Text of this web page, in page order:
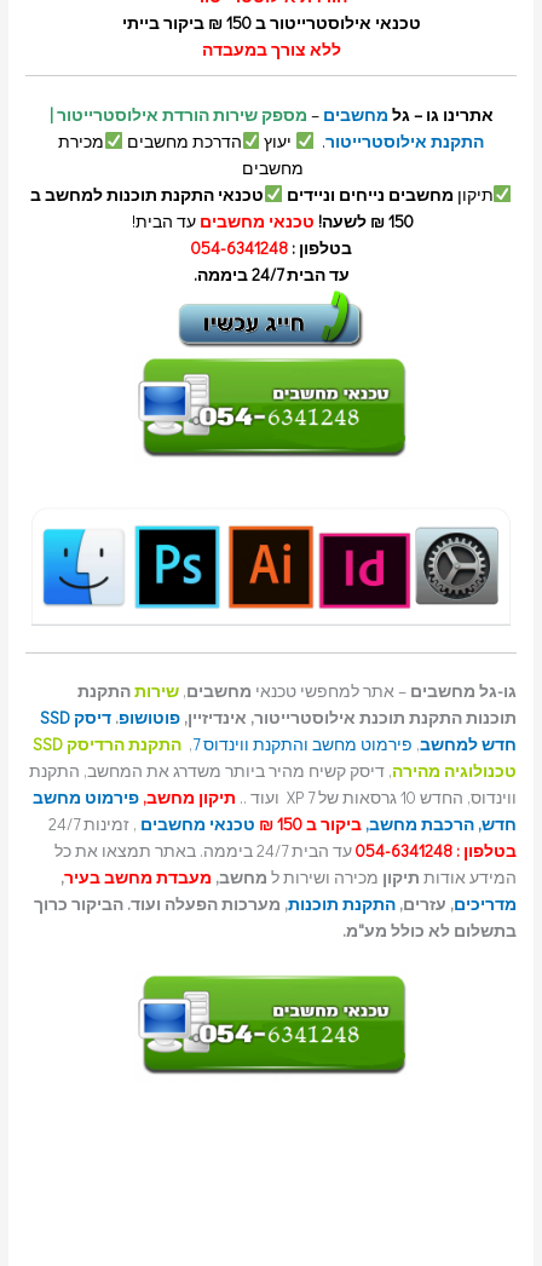
טכנאי אילוסטרייטור ב 150 ₪ ביקור בייתי
ללא צורך במעבדה
אתרינו גו – גל מחשבים – מספק שירות הורדת אילוסטרייטור |
התקנת אילוסטרייטור. יעוץ הדרכת מחשבים
מכירת
מחשבים
תיקון מחשבים נייחים וניידים
טכנאי התקנת תוכנות למחשב ב
150 ₪ לשעה!
טכנאי מחשבים עד הבית!
בטלפון :054-6341248
עד הבית 24/7 ביממה.
גו-גל מחשבים – אתר למחפשי טכנאי מחשבים,שירותהתקנת
תוכנות התקנת תוכנת אילוסטרייטור, אינדיזיין,פוטושופ.
דיסק SSD
חדש למחשב, פירמוט מחשב והתקנת ווינדוס 7 ,
התקנת הרדיסק SSD
טכנולוגיה מהירה, דיסק קשיח מהיר ביותר משדרג את המחשב, התקנת
ווינדוס, החדש 10 גרסאות של 7 XP ועוד ..
תיקון מחשב,פירמוט מחשב
חדש, הרכבת מחשב, ביקור ב 150 ₪ טכנאי מחשבים , זמינות 24/7
בטלפון : 054-6341248
עד הבית 24/7 ביממה. באתר תמצאו את כל
המידע אודות תיקון מכירה ושירות ל מחשב, מעבדת מחשב בעיר,
מדריכים, עזרים,התקנת תוכנות, מערכות הפעלה ועוד. הביקור כרוך
בתשלום לא כולל מע"מ.